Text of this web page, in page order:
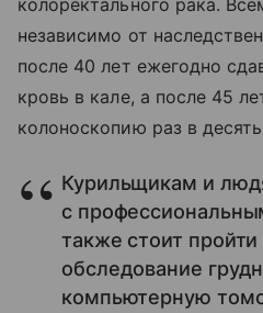
колоректального рака.
независимо от
после 40 лет ежегодно
кровь в кале, а после 45
колоноскопию раз в десять
Курильщикам и
с
также стоит
обследование
компьютерную